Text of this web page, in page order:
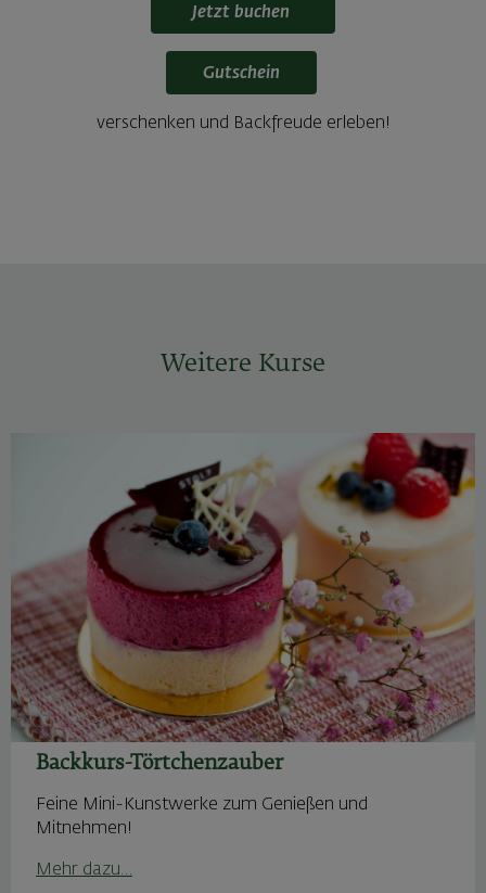
Jetzt buchen
Gutschein
verschenken und Backfreude erleben!
Weitere Kurse
Backkurs-Törtchenzauber
Feine Mini-Kunstwerke zum Genießen und
Mitnehmen!
Mehr dazu…